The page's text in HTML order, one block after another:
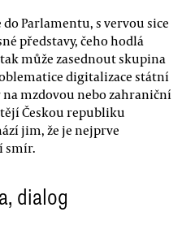
Parlamentu, s vervou sice
představy, čeho hodlá
může zasednout skupina
digitalizace státní
na mzdovou nebo zahraniční
Českou republiku
jim, že je nejprve
smír.
dialog